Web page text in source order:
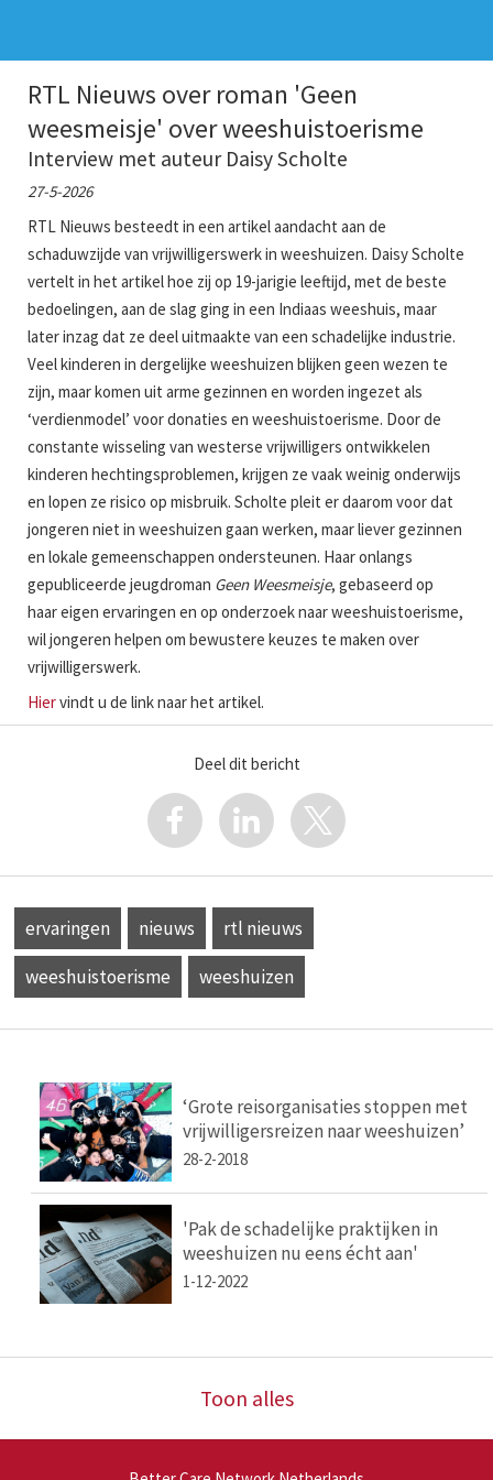
RTL Nieuws over roman 'Geen
weesmeisje' over weeshuistoerisme
Interview met auteur Daisy Scholte
27-5-2026
RTL Nieuws besteedt in een artikel aandacht aan de
schaduwzijde van vrijwilligerswerk in weeshuizen. Daisy Scholte
vertelt in het artikel hoe zij op 19-jarigie leeftijd, met de beste
bedoelingen, aan de slag ging in een Indiaas weeshuis, maar
later inzag dat ze deel uitmaakte van een schadelijke industrie.
Veel kinderen in dergelijke weeshuizen blijken geen wezen te
zijn, maar komen uit arme gezinnen en worden ingezet als
‘verdienmodel’ voor donaties en weeshuistoerisme. Door de
constante wisseling van westerse vrijwilligers ontwikkelen
kinderen hechtingsproblemen, krijgen ze vaak weinig onderwijs
en lopen ze risico op misbruik. Scholte pleit er daarom voor dat
jongeren niet in weeshuizen gaan werken, maar liever gezinnen
en lokale gemeenschappen ondersteunen. Haar onlangs
gepubliceerde jeugdroman Geen Weesmeisje, gebaseerd op
haar eigen ervaringen en op onderzoek naar weeshuistoerisme,
wil jongeren helpen om bewustere keuzes te maken over
vrijwilligerswerk.
Hiervindt u de link naar het artikel.
Deel dit bericht
ervaringen nieuws
rtl nieuws
weeshuistoerisme
weeshuizen
‘Grote reisorganisaties stoppen met
vrijwilligersreizen naar weeshuizen’
28-2-2018
'Pak de schadelijke praktijken in
weeshuizen nu eens écht aan'
1-12-2022
Toon alles